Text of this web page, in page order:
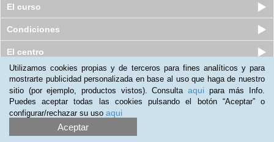
El curso
Condiciones
El centro
Pack 5 Cursos a distancia (Online)
de Diseño, Marketing y Publ...
Plazas disponibles
Utilizamos cookies propias y de terceros para fines analíticos y para
mostrarte publicidad personalizada en base al uso que haga de nuestro
sitio (por ejemplo, productos vistos). Consulta aqui para más Info.
Puedes aceptar todas las cookies pulsando el botón “Aceptar” o
configurar/rechazar su uso aqui
Aceptar